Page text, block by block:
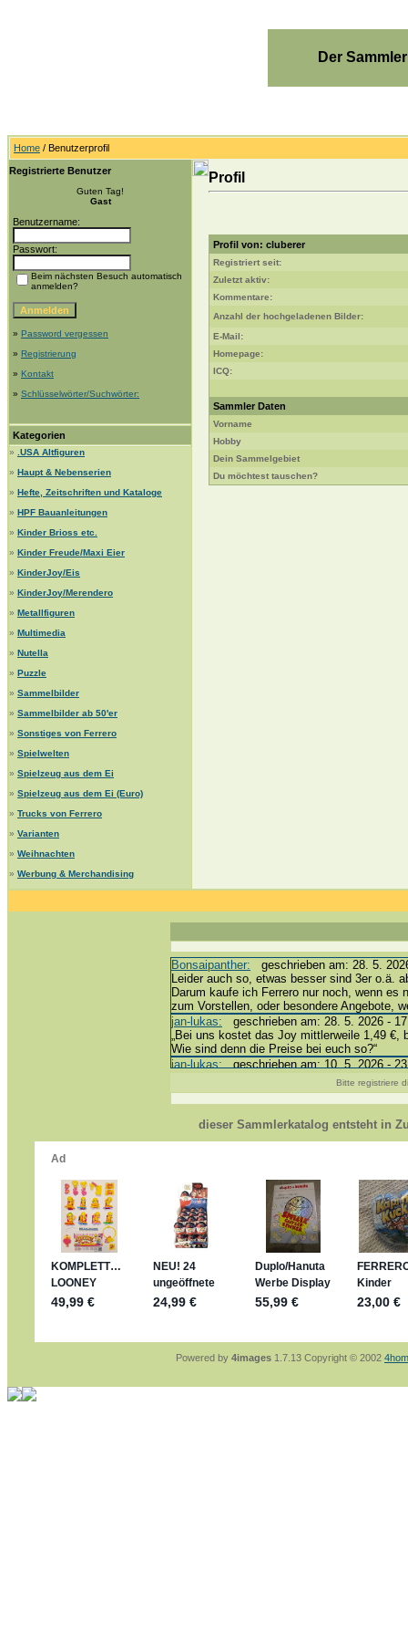
Der
Home / Benutzerprofil
Registrierte Benutzer
Guten Tag!
Gast
Benutzername:
Passwort:
Beim nächsten Besuch automatisch
anmelden?
» Password vergessen
» Registrierung
» Kontakt
» Schlüsselwörter/Suchwörter:
Kategorien
»
.USA Altfiguren
» Haupt & Nebenserien
» Hefte, Zeitschriften und Kataloge
» HPF Bauanleitungen
» Kinder Brioss etc.
» Kinder Freude/Maxi Eier
» KinderJoy/Eis
» KinderJoy/Merendero
» Metallfiguren
» Multimedia
» Nutella
» Puzzle
» Sammelbilder
» Sammelbilder ab 50'er
» Sonstiges von Ferrero
» Spielwelten
» Spielzeug aus dem Ei
» Spielzeug aus dem Ei (Euro)
» Trucks von Ferrero
» Varianten
» Weihnachten
» Werbung & Merchandising
Profil
Profil von: cluberer
Registriert seit:
Zuletzt aktiv:
Kommentare:
Anzahl der hochgeladenen Bilder:
E-Mail:
Homepage:
ICQ:
Sammler Daten
Vorname
Hobby
Dein Sammelgebiet
Du möchtest tauschen?
Bonsaipanther: geschrieben am: 28. 5.
Leider auch so, etwas besser sind 3er o.ä.
Darum kaufe ich Ferrero nur noch, wenn es
zum Vorstellen, oder besondere Angebote,
jan-lukas: geschrieben am: 28. 5. 2026 -
„Bei uns kostet das Joy mittlerweile 1,49 €,
Wie sind denn die Preise bei euch so?“
jan-lukas:geschrieben am: 10. 5. 2026 -
Bonsaipanther:geschrieben am: 10. 5.
@ Harald
https://www.ue-ei-portal-
Dein Enkel sollte zur Strafe die nächsten 3
Für die Figuren VC307, 310, 318 und 326
mein Enkel hat die leider weggeworfen
jan-lukas:
geschrieben am: 29. 4. 2026 -
https://www.ferrero-
sammelspass.de/einladung/
jan-lukas:
geschrieben am: 28. 4. 2026 -
stimmt, jetzt fällt es mir auch ein
*Bussi*
geschrieben am: 28. 4.
So habe ich das in Erinnerung ... oder?
jan-lukas:geschrieben am: 28. 4. 2026 -
Bitte registriere
dieser Sammlerkatalog entsteht in
Powered by 4images 1.7.13 Copyright © 2002